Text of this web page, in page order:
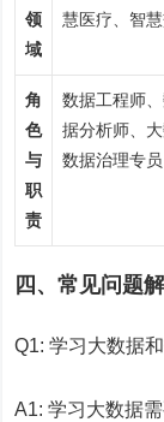
领
域
慧医疗、智
角
色
与
职
责
数据工程师
据分析师、
数据治理专员
四、常见问题
Q1: 学习大数据
A1: 学习大数据